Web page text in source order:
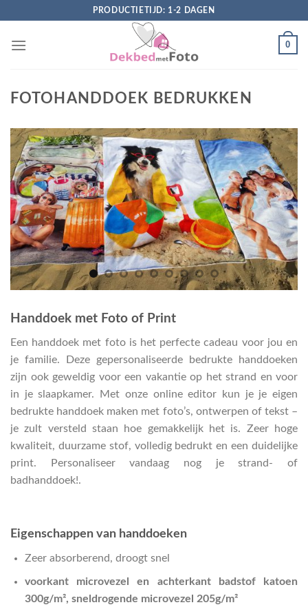
content
PRODUCTIETIJD: 1-2 DAGEN
0
FOTOHANDDOEK BEDRUKKEN
Handdoek met Foto of Print
Een handdoek met foto is het perfecte cadeau voor jou en
je familie. Deze gepersonaliseerde bedrukte handdoeken
zijn ook geweldig voor een vakantie op het strand en voor
in je slaapkamer. Met onze online editor kun je je eigen
bedrukte handdoek maken met foto’s, ontwerpen of tekst –
je zult versteld staan hoe gemakkelijk het is. Zeer hoge
kwaliteit, duurzame stof, volledig bedrukt en een duidelijke
print. Personaliseer vandaag nog je strand- of
badhanddoek!.
Eigenschappen van handdoeken
Zeer absorberend, droogt snel
voorkant microvezel en achterkant badstof katoen
300g/m², sneldrogende microvezel 205g/m²